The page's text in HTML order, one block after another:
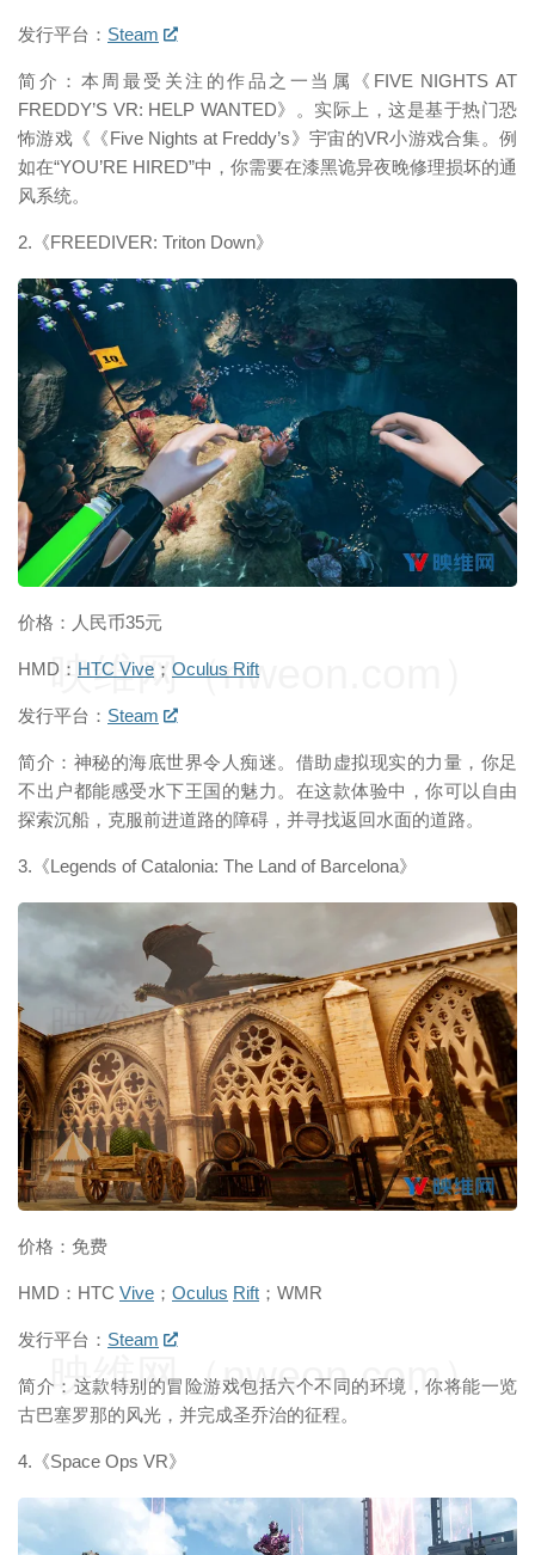
发行平台： Steam
简介：本周最受关注的作品之一当属《FIVE NIGHTS AT
FREDDY’S VR: HELP WANTED》。实际上，这是基于热门恐
怖游戏《《Five Nights at Freddy’s》宇宙的VR小游戏合集。例
如在“YOU’RE HIRED”中，你需要在漆黑诡异夜晚修理损坏的通
风系统。
2.《FREEDIVER: Triton Down》
价格：人民币35元
HMD： HTC Vive ； Oculus Rift
发行平台： Steam
简介：神秘的海底世界令人痴迷。借助虚拟现实的力量，你足
不出户都能感受水下王国的魅力。在这款体验中，你可以自由
探索沉船，克服前进道路的障碍，并寻找返回水面的道路。
3.《Legends of Catalonia: The Land of Barcelona》
价格：免费
HMD：HTC Vive ； Oculus Rift ；WMR
发行平台： Steam
简介：这款特别的冒险游戏包括六个不同的环境，你将能一览
古巴塞罗那的风光，并完成圣乔治的征程。
4.《Space Ops VR》
映维网（nweon.com）
映维网（nweon.com）
映维网（nweon.com）
映维网（nweon.com）